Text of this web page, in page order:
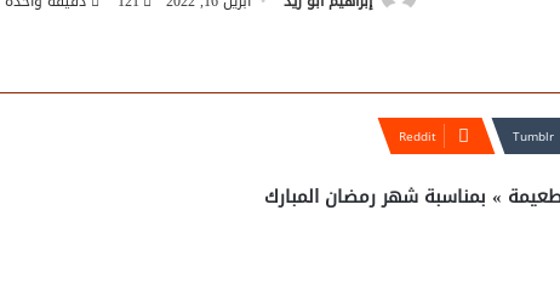
» بمناسبة شهر رمضان المبارك